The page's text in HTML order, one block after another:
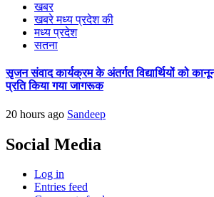
खबर
खबरे मध्य प्रदेश की
मध्य प्रदेश
सतना
सृजन संवाद कार्यक्रम के अंतर्गत विद्यार्थियों को
प्रति किया गया जागरूक
20 hours ago Sandeep
Social Media
Log in
Entries feed